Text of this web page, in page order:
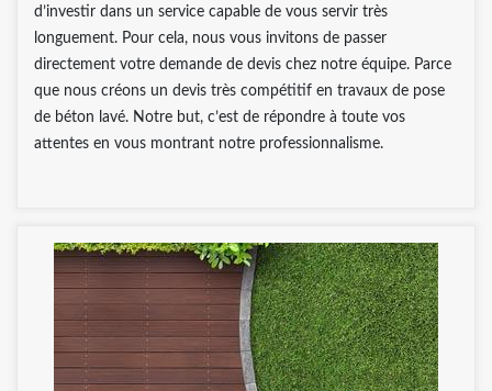
d’investir dans un service capable de vous servir très
longuement. Pour cela, nous vous invitons de passer
directement votre demande de devis chez notre équipe. Parce
que nous créons un devis très compétitif en travaux de pose
de béton lavé. Notre but, c’est de répondre à toute vos
attentes en vous montrant notre professionnalisme.